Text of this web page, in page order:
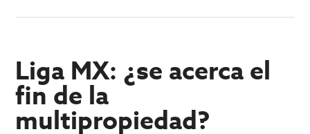
América:
TODO
lo
que
Liga MX: ¿se acerca el
fin de la
multipropiedad?